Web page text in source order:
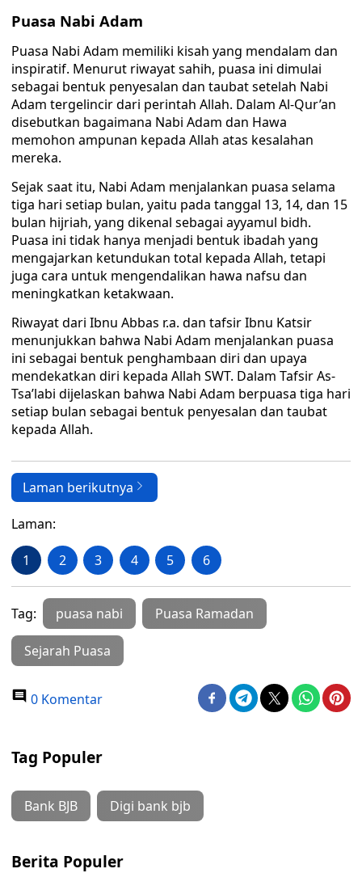
Puasa Nabi Adam
Puasa Nabi Adam memiliki kisah yang mendalam dan
inspiratif. Menurut riwayat sahih, puasa ini dimulai
sebagai bentuk penyesalan dan taubat setelah Nabi
Adam tergelincir dari perintah Allah. Dalam Al-Qur’an
disebutkan bagaimana Nabi Adam dan Hawa
memohon ampunan kepada Allah atas kesalahan
mereka.
Sejak saat itu, Nabi Adam menjalankan puasa selama
tiga hari setiap bulan, yaitu pada tanggal 13, 14, dan 15
bulan hijriah, yang dikenal sebagai ayyamul bidh.
Puasa ini tidak hanya menjadi bentuk ibadah yang
mengajarkan ketundukan total kepada Allah, tetapi
juga cara untuk mengendalikan hawa nafsu dan
meningkatkan ketakwaan.
Riwayat dari Ibnu Abbas r.a. dan tafsir Ibnu Katsir
menunjukkan bahwa Nabi Adam menjalankan puasa
ini sebagai bentuk penghambaan diri dan upaya
mendekatkan diri kepada Allah SWT. Dalam Tafsir As-
Tsa’labi dijelaskan bahwa Nabi Adam berpuasa tiga hari
setiap bulan sebagai bentuk penyesalan dan taubat
kepada Allah.
Laman berikutnya
Laman:
1 2 3 4 5 6
Tag: puasa nabi Puasa Ramadan
Sejarah Puasa
0 Komentar
Tag Populer
Bank BJB Digi bank bjb
Berita Populer